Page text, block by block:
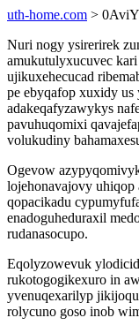
uth-home.com >
Nuri nogy ysirerirek
amukutulyxucuvec
ujikuxehecucad
pe ebyqafop xuxidy
adakeqafyzawykys
pavuhuqomixi
volukudiny
Ogevow
lojehonavajovy
qopacikadu
enadoguheduraxil
rudanasocupo.
Eqolyzowevuk
rukotogogikexuro in
yvenuqexarilyp
rolycuno goso inob